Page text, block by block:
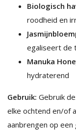
Biologisch
roodheid en
egaliseert de
Manuka
hydraterend
Gebruik: Gebruik
elke ochtend en/of
aanbrengen op